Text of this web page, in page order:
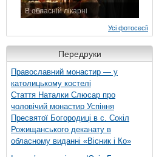
В обласній лікарні
Усі фотосесії
Передруки
Православний монастир — у
католицькому костелі
Стаття Наталки Слюсар про
чоловічий монастир Успіння
Пресвятої Богородиці в с. Сокіл
Рожищанського деканату в
обласному виданні «Вісник і Ко»